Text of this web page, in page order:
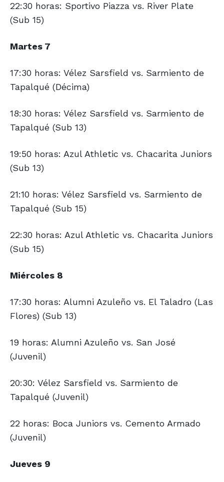
22:30 horas: Sportivo Piazza vs. River Plate
(Sub 15)
Martes 7
17:30 horas: Vélez Sarsfield vs. Sarmiento de
Tapalqué (Décima)
18:30 horas: Vélez Sarsfield vs. Sarmiento de
Tapalqué (Sub 13)
19:50 horas: Azul Athletic vs. Chacarita Juniors
(Sub 13)
21:10 horas: Vélez Sarsfield vs. Sarmiento de
Tapalqué (Sub 15)
22:30 horas: Azul Athletic vs. Chacarita Juniors
(Sub 15)
Miércoles 8
17:30 horas: Alumni Azuleño vs. El Taladro (Las
Flores) (Sub 13)
19 horas: Alumni Azuleño vs. San José
(Juvenil)
20:30: Vélez Sarsfield vs. Sarmiento de
Tapalqué (Juvenil)
22 horas: Boca Juniors vs. Cemento Armado
(Juvenil)
Jueves 9